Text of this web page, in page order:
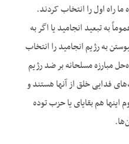
راه اول را انتخاب کردند.
به تبعید انجامید یا اگر به
به رژیم انجامید را انتخاب
عده‌‌ای به راه‌حل مبارزه مسلحانه بر ضد رژیم
فدایی خلق از آنها هستند و
هم بقایای یا حزب توده